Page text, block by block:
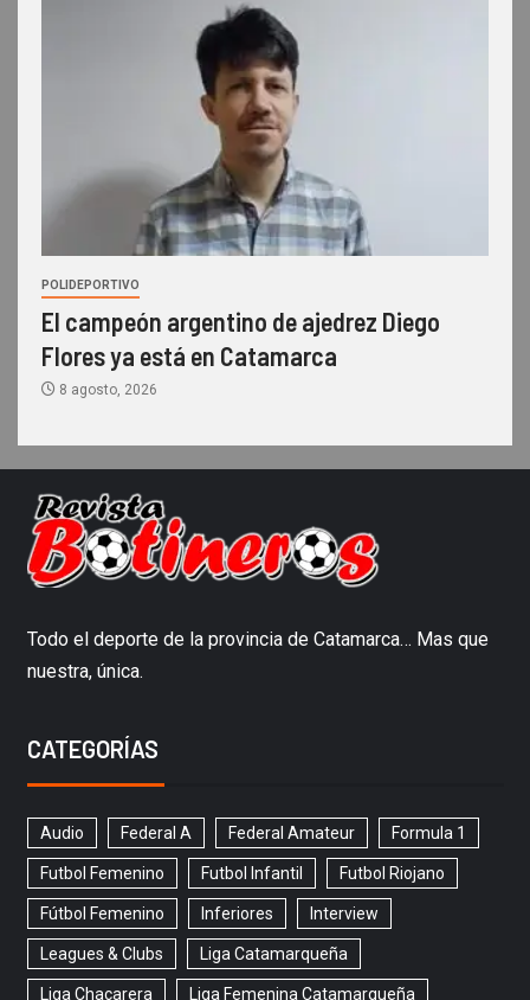
POLIDEPORTIVO
El campeón argentino de ajedrez Diego
Flores ya está en Catamarca
8 agosto, 2026
Todo el deporte de la provincia de Catamarca… Mas que
nuestra, única.
CATEGORÍAS
Audio Federal A Federal Amateur Formula 1
Futbol Femenino Futbol Infantil Futbol Riojano
Fútbol Femenino Inferiores Interview
Leagues & Clubs Liga Catamarqueña
Liga Chacarera Liga Femenina Catamarqueña